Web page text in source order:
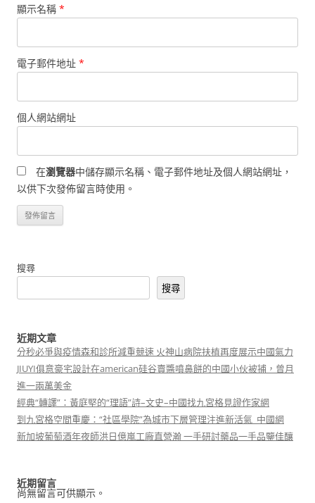
顯示名稱 *
電子郵件地址 *
個人網站網址
在瀏覽器中儲存顯示名稱、電子郵件地址及個人網站網址，
以供下次發佈留言時使用。
搜尋
搜尋
近期文章
分秒必爭與疫情森和診所減重競速 火神山病院扶植再度展示中國氣力
JIUYI俱意豪宅設計在american硅谷賣醬噴鼻餅的中國小伙被捕，曾月
進一兩萬美金
經典“轉譯”：黃庭堅的“理語”詩–文史–中國找九宮格見證作家網
到九宮格空間重慶：“社區學院”為城市下層管理注進新活氣_中國網
新加坡葡萄酒年夜師洪日億嵐工廠直營瀚 一手研討藥品一手品鑒佳釀
近期留言
尚無留言可供顯示。